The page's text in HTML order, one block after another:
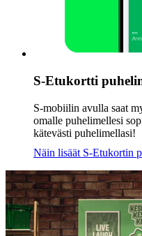
S-Etukortti
S-mobiilin avulla saat
omalle puhelimellesi
kätevästi puhelimellasi!
Näin lisäät S-Etukortin